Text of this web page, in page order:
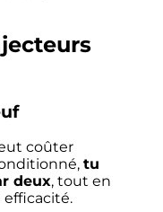
coûter
tu
deux, tout en